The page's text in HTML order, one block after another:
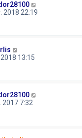
2018 22:19
13:15
2017 7:32